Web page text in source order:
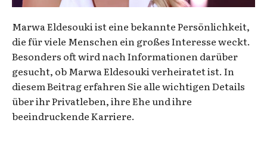
Marwa Eldesouki ist eine bekannte Persönlichkeit,
die für viele Menschen ein großes Interesse weckt.
Besonders oft wird nach Informationen darüber
gesucht, ob Marwa Eldesouki verheiratet ist. In
diesem Beitrag erfahren Sie alle wichtigen Details
über ihr Privatleben, ihre Ehe und ihre
beeindruckende Karriere.